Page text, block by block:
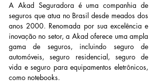
A Akad Seguradora é uma companhia de
seguros que atua no Brasil desde meados dos
anos 2000. Renomada por sua excelência e
inovação no setor, a Akad oferece uma ampla
gama de seguros, incluindo seguro de
automóveis, seguro residencial, seguro de
vida e seguro para equipamentos eletrônicos,
como notebooks.